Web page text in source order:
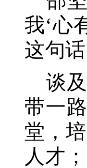
我‘心
这句
谈
带一
堂，
人才